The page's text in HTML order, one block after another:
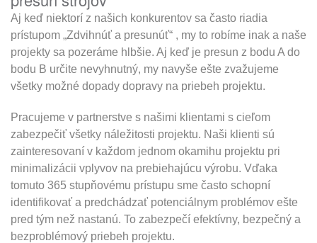
Aj keď niektorí z našich konkurentov sa často riadia
prístupom „Zdvihnúť a presunúť“ , my to robíme inak a naše
projekty sa pozeráme hlbšie. Aj keď je presun z bodu A do
bodu B určite nevyhnutný, my navyše ešte zvažujeme
všetky možné dopady dopravy na priebeh projektu.
Pracujeme v partnerstve s našimi klientami s cieľom
zabezpečiť všetky náležitosti projektu. Naši klienti sú
zainteresovaní v každom jednom okamihu projektu pri
minimalizácii vplyvov na prebiehajúcu výrobu. Vďaka
tomuto 365 stupňovému prístupu sme často schopní
identifikovať a predchádzať potenciálnym problémov ešte
pred tým než nastanú. To zabezpečí efektívny, bezpečný a
bezproblémový priebeh projektu.